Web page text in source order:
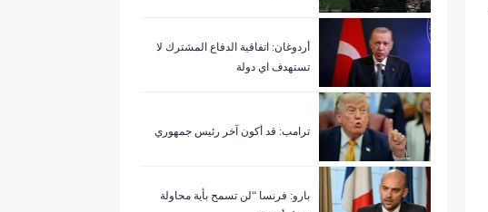
أردوغان: اتفاقية الدفاع المشترك لا
تستهدف اي دولة
ترامب: قد أكون آخر رئيس جمهوري
بارو: فرنسا “لن تسمح بأية محاولة